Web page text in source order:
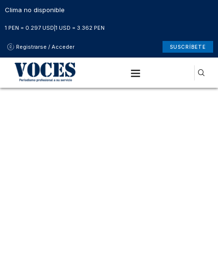
Clima no disponible
1 PEN = 0.297 USD 1 USD = 3.362 PEN
Registrarse / Acceder SUSCRÍBETE